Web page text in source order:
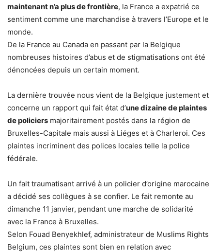
maintenant n’a plus de frontière, la France a expatrié ce
sentiment comme une marchandise à travers l’Europe et le
monde.
De la France au Canada en passant par la Belgique
nombreuses histoires d’abus et de stigmatisations ont été
dénoncées depuis un certain moment.
La dernière trouvée nous vient de la Belgique justement et
concerne un rapport qui fait état d’une dizaine de plaintes
de policiers majoritairement postés dans la région de
Bruxelles-Capitale mais aussi à Liéges et à Charleroi. Ces
plaintes incriminent des polices locales telle la police
fédérale.
Un fait traumatisant arrivé à un policier d’origine marocaine
a décidé ses collègues à se confier. Le fait remonte au
dimanche 11 janvier, pendant une marche de solidarité
avec la France à Bruxelles.
Selon Fouad Benyekhlef, administrateur de Muslims Rights
Belgium, ces plaintes sont bien en relation avec